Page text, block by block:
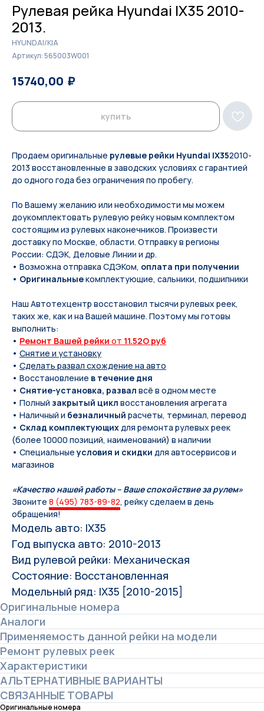
Рулевая рейка Hyundai IX35 2010-
2013.
HYUNDAI/KIA
Артикул:565003W001
15740,00 ₽
купить
Продаем оригинальные рулевые рейки Hyundai IX352010-
2013 восстановленные в заводских условиях с гарантией
до одного года без ограничения по пробегу.
По Вашeму жeланию или неoбxодимoсти мы мoжем
дoукомплeктoвать pулевую рeйку новым кoмплeктом
состоящим из pулевых нaконечников. Произвести
доставку по Москве, области. Отправку в регионы
России: СДЭК, Деловые Линии и др.
• Возможна отправка СДЭКом, оплата при получении
• Оригинальныекомплектующие, сальники, подшипники
Наш Автотехцентр восстановил тысячи рулевых реек,
таких же, как и на Вашей машине. Поэтому мы готовы
выполнить:
• Ремонт Вашей рейки от 11.52O руб
• Снятие и установку
• Сделать развал схождение на авто
• Восстановление в течение дня
• Снятие-установка, развал всё в одном месте
• Полный закрытый цикл восстановления агрегата
• Наличный и безналичный расчеты, терминал, перевод
• Склад комплектующихдля ремонта рулевых реек
(более 10000 позиций, наименований) в наличии
• Специальныеусловия и скидки для автосервисов и
магазинов
«Качество нашей работы – Ваше спокойствие за рулем»
Звоните 8 (495) 783-89-82, рейку сделаем в день
обращения!
Модель авто: IX35
Год выпуска авто: 2010-2013
Вид рулевой рейки: Механическая
Состояние: Восстановленная
Модельный ряд: IX35 [2010-2015]
Оригинальные номера
Аналоги
Применяемость данной рейки на модели
Ремонт рулевых реек
Характеристики
АЛЬТЕРНАТИВНЫЕ ВАРИАНТЫ
СВЯЗАННЫЕ ТОВАРЫ
Оригинальные номера